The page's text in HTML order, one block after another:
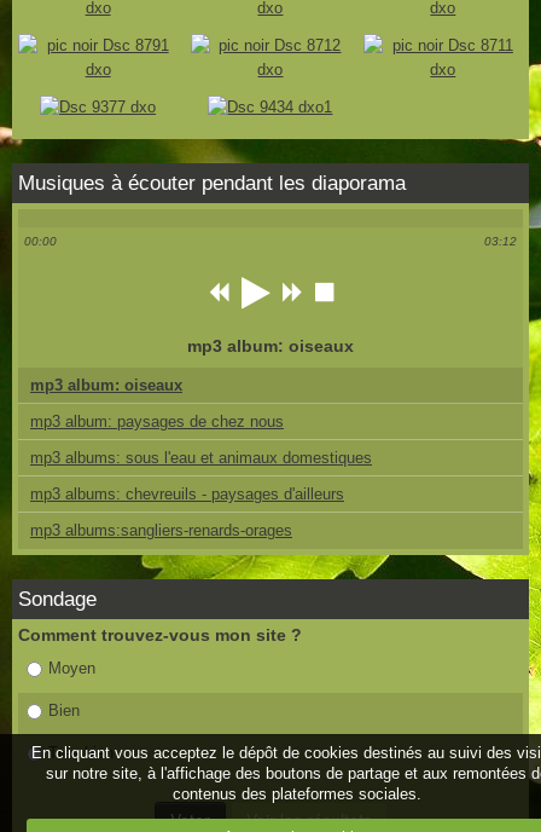
Musiques à écouter pendant les diaporama
00:00 03:12
mp3 album: oiseaux
mp3 album: oiseaux
mp3 album: paysages de chez nous
mp3 albums: sous l'eau et animaux domestiques
mp3 albums: chevreuils - paysages d'ailleurs
mp3 albums:sangliers-renards-orages
Sondage
Comment trouvez-vous mon site ?
Moyen
Bien
Très bien
En cliquant vous acceptez le dépôt de cookies destinés au suivi des
sur notre site, à l'affichage des boutons de partage et aux remontées
contenus des plateformes sociales.